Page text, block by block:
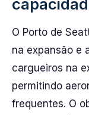
O Porto de
na expansão e
cargueiros na
permitindo
frequentes. O